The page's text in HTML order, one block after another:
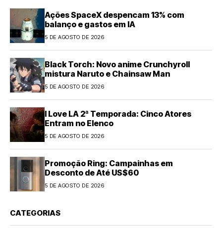
Ações SpaceX despencam 13% com
balanço e gastos em IA
5 DE AGOSTO DE 2026
Black Torch: Novo anime Crunchyroll
mistura Naruto e Chainsaw Man
5 DE AGOSTO DE 2026
I Love LA 2ª Temporada: Cinco Atores
Entram no Elenco
5 DE AGOSTO DE 2026
Promoção Ring: Campainhas em
Desconto de Até US$60
5 DE AGOSTO DE 2026
CATEGORIAS